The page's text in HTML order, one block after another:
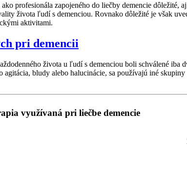
profesionála zapojeného do liečby demencie
života ľudí s demenciou. Rovnako dôležité je však
aktivitami.
pri demencii
života u ľudí s demenciou boli schválené
bludy alebo halucinácie, sa používajú iné
využívaná pri liečbe demencie